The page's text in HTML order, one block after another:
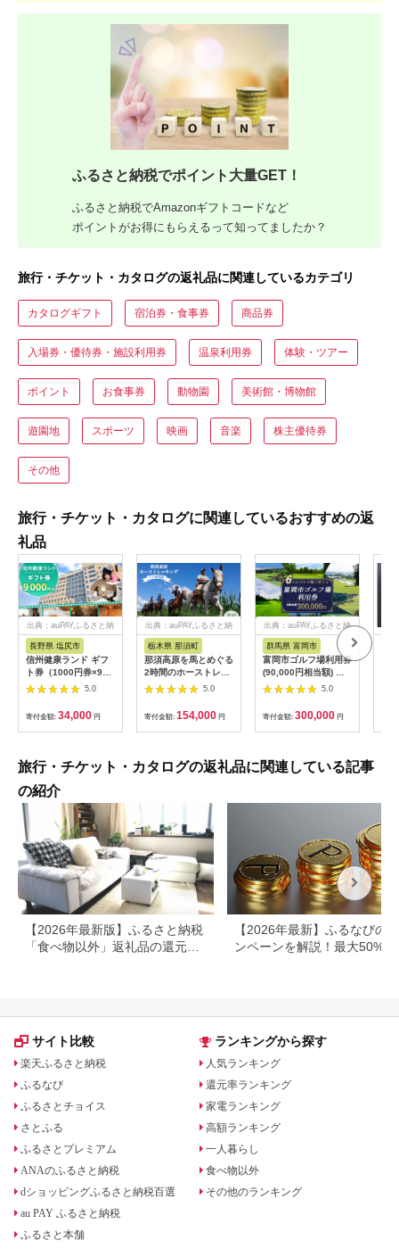
ふるさと納税でポイント大量GET！
ふるさと納税でAmazonギフトコードなど
ポイントがお得にもらえるって知ってましたか？
旅行・チケット・カタログの返礼品に関連しているカテゴリ
カタログギフト 宿泊券・食事券 商品券
入場券・優待券・施設利用券 温泉利用券 体験・ツアー
ポイント お食事券 動物園 美術館・博物館
遊園地 スポーツ 映画 音楽 株主優待券
その他
旅行・チケット・カタログに関連しているおすすめの返
礼品
出典：auPAYふるさと納
長野県 塩尻市
信州健康ランド ギフ
ト券（1000円券×9
枚） | 信州健康ランド
サウナ 大浴場 ボディ
ケア リラクゼーショ
ン 施設 宿泊 家族連れ
長野県 塩尻市
5.0
寄付金額: 34,000 円
出典：auPAYふるさと納
栃木県 那須町
那須高原を馬とめぐる
2時間のホーストレッ
キング 外乗ペア利用
券【平日限定】チケッ
ト 利用券 ペア 体験
乗馬 初心者歓迎〔P-
100〕
5.0
寄付金額: 154,000 円
出典：auPAYふるさと納
群馬県 富岡市
富岡市ゴルフ場利用券
(90,000円相当額) ゴ
ルフ チケット 平日 土
日 祝日 プレー券 関東
群馬県 首都圏 F20E-
350
5.0
寄付金額: 300,000 円
旅行・チケット・カタログの返礼品に関連している記事
の紹介
【2026年最新版】ふるさと納税
「食べ物以外」返礼品の還元率
【2026年最新】ふるなびの
ンペーンを解説！最大50%還
サイト比較
楽天ふるさと納税
ふるなび
ふるさとチョイス
さとふる
ふるさとプレミアム
ANAのふるさと納税
dショッピングふるさと納税百選
au PAY ふるさと納税
ふるさと本舗
ランキングから探す
人気ランキング
還元率ランキング
家電ランキング
高額ランキング
一人暮らし
食べ物以外
その他のランキング